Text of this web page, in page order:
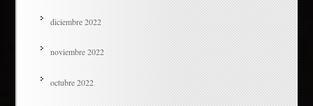
diciembre 2022
noviembre 2022
octubre 2022